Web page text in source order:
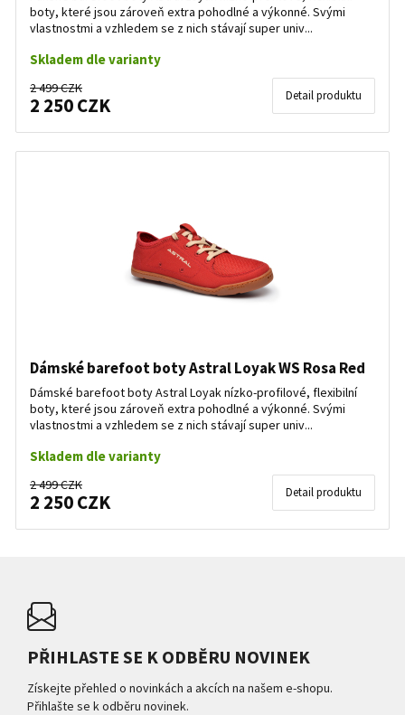
boty, které jsou zároveň extra pohodlné a výkonné. Svými
vlastnostmi a vzhledem se z nich stávají super univ...
Skladem dle varianty
2 499 CZK
2 250 CZK Detail produktu
Dámské barefoot boty Astral Loyak WS Rosa Red
Dámské barefoot boty Astral Loyak nízko-profilové, flexibilní
boty, které jsou zároveň extra pohodlné a výkonné. Svými
vlastnostmi a vzhledem se z nich stávají super univ...
Skladem dle varianty
2 499 CZK
2 250 CZK Detail produktu
PŘIHLASTE SE K ODBĚRU NOVINEK
Získejte přehled o novinkách a akcích na našem e-shopu.
Přihlašte se k odběru novinek.